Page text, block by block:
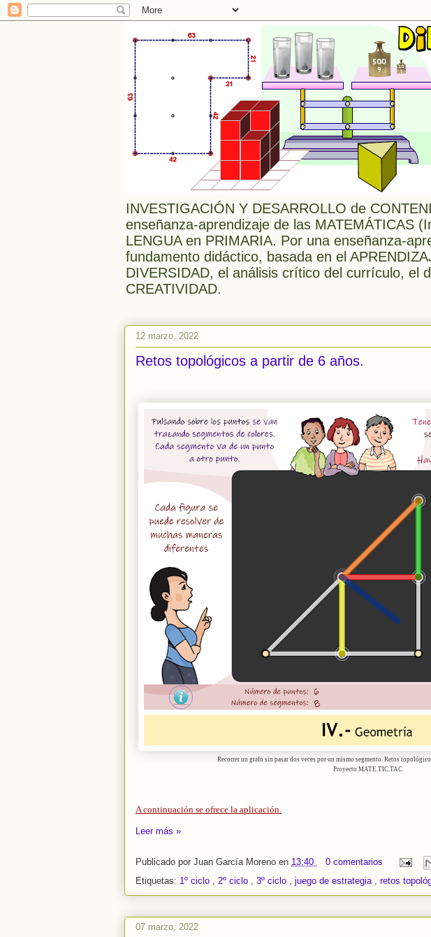
INVESTIGACIÓN Y DESARROLLO de
enseñanza-aprendizaje de las MATEMÁTICAS
LENGUA en PRIMARIA. Por una enseñanza-
fundamento didáctico, basada en el
DIVERSIDAD, el análisis crítico del currículo, el
CREATIVIDAD.
12 marzo, 2022
Retos topológicos a partir de 6 años.
Recorrer un grafo sin pasar dos veces por un mismo segmento. Retos
Proyecto MATE.TIC.TAC
A continuación se ofrece la aplicación.
Leer más »
Publicado por Juan García Moreno en 13:40
0 comentarios
Etiquetas: 1º ciclo 2º ciclo 3º ciclo juego de estrategia retos
07 marzo, 2022